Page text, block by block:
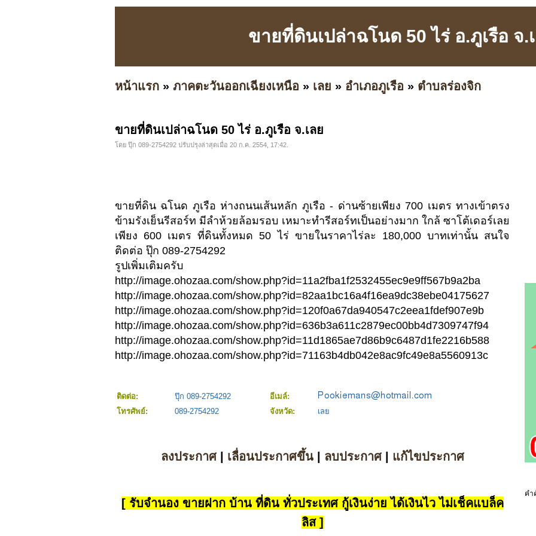
ขายที่ดินเปล่าฉโนด 50 ไร่ อ.ภูเรือ จ.
หน้าแรก » ภาคตะวันออกเฉียงเหนือ » เลย » อำเภอภูเรือ » ตำบลร่องจิก
ขายที่ดินเปล่าฉโนด 50 ไร่ อ.ภูเรือ จ.เลย
โดย ปุ๊ก 089-2754292 ปรับปรุงล่าสุดเมื่อ 20 ก.ค. 2554, 17:42.
ขายที่ดิน ฉโนด ภูเรือ ห่างถนนเส้นหลัก ภูเรือ - ด่านซ้ายเพียง 700 เมตร ทางเข้าตรง
ข้ามรังเย็นรีสอร์ท มีลำห้วยล้อมรอบ เหมาะทำรีสอร์ทเป็นอย่างมาก ใกล้ ซาโต้เดอร์เลย
เพียง 600 เมตร ที่ดินทั้งหมด 50 ไร่ ขายในราคาไร่ละ 180,000 บาทเท่านั้น สนใจ
ติดต่อ ปุ๊ก 089-2754292
รูปเพิ่มเติมครับ
http://image.ohozaa.com/show.php?id=11a2fba1f2532455ec9e9ff567b9a2ba
http://image.ohozaa.com/show.php?id=82aa1bc16a4f16ea9dc38ebe04175627
http://image.ohozaa.com/show.php?id=120f0a67da940547c2eea1fdef907e9b
http://image.ohozaa.com/show.php?id=636b3a611c2879ec00bb4d7309747f94
http://image.ohozaa.com/show.php?id=11d1865ae7d86b9c6487d1fe2216b588
http://image.ohozaa.com/show.php?id=71163b4db042e8ac9fc49e8a5560913c
ติดต่อ: ปุ๊ก 089-2754292
อีเมล์:
โทรศัพย์:
089-2754292 จังหวัด: เลย
ลงประกาศ| เลื่อนประกาศขึ้น| ลบประกาศ| แก้ไขประกาศ
[ รับจำนอง ขายฝาก บ้าน ที่ดิน ทั่วประเทศ กู้เงินง่าย ได้เงินไว ไม่เช็คแบล็ค
ลิส ]
คำ